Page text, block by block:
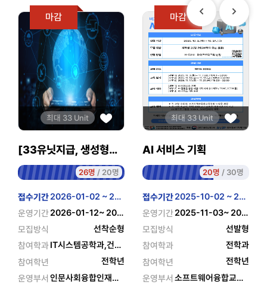
마감
최대 33 Unit
[33유닛지급, 생성형AI 4종교육] Making Everything by GenAI
26명 / 20명
접수기간
2026-01-02 ~ 2026-01-11
운영기간
2026-01-12~ 2026-01-30
모집방식
선착순형
참여학과
IT시스템공학과,건설환경공학과,건축공학과,건축공학부,건축설비공학과,건축설비공학과D,건축학과(5년제),경상학부,경영학과,경영학과D,경영학전공,경영회계학과,경제학과,경제학과D,경제학전공,공공행정학과,공업디자인학과,공업화학과,공학건설학부,공학군,교양학부,국내교류,국내외교류,국내외교류(일본어과),금속공학과,기계공학과,기계공학부,기계설계공학과,기계소재융합시스템공학과,기업경영학과,농어촌수자원관리학과,도시공학과,메카트로닉스공학과,모바일융합공학과,반도체시스템공학과,복지경영공학과,산업경영공학과,산업공학과,산업디자인학과,산업디자인학부,생산가공공학전공,생산경영공학과,생활디자인학과,설비공학과,소방설비공학과,스마트시스템경영공학과,스마트제조응용공학과,스포츠건강과학과,시각ㆍ영상디자인학과,시각디자인학과,신소재공학과,신소재공학부,영어과,영어영문학과,외국어학군,외국어학부,융합건설시스템학과,융합경영학과,융합기술학과,융합디자인학과,응용소재공학과,응용소프트웨어학과,응용화학과,응용화학생명공학부,인공지능소프트웨어학과,인문사회경상학부,일본어과,일본어과D,자산관리학과,자율전공학부,재료공학과,전기·전자·제어공학부,전기·전자공학부,전기공학과,전기시스템공학과,전자ㆍ제어공학과,전자계산학과,전자공학과,정보기술학부,정보통신·컴퓨터공학부,정보통신공학과,제어계측·건축설비공학부,제어계측공학과,중국어과,중국어과D,지능미디어공학과,창업경영학과,창업비즈니스학과,창의융합학과,컴퓨터공학과,토목·환경·도시공학부,토목공학과,통합물관리학과,협동조합금융학과,화공·응용화학부,화학공학과,화학공학과D,화학생명공학과,환경공학과,회계세무부동산학과,회계세무학과,회계학과,회계학과D
참여학년
전학년
운영부서
인문사회융합인재양성사업(HUSS) 연구소,인문사회융합인재양성사업( HUSS) 연구소
마감
최대 33 Unit
AI 서비스 기획
20명 / 30명
접수기간
2025-10-02 ~ 2025-10-24
운영기간
2025-11-03~ 2025-11-21
모집방식
선발형
참여학과
전학과
참여학년
전학년
운영부서
소프트웨어융합교육원